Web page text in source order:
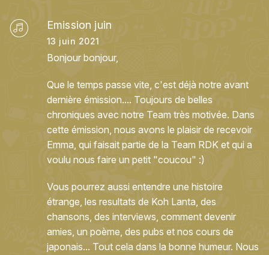
Emission juin
13 juin 2021
Bonjour bonjour,
Que le temps passe vite, c'est déjà notre avant
dernière émission.... Toujours de belles
chroniques avec notre Team très motivée. Dans
cette émission, nous avons le plaisir de recevoir
Emma, qui faisait partie de la Team RDK et qui a
voulu nous faire un petit "coucou" :)
Vous pourrez aussi entendre une histoire
étrange, les resultats de Koh Lanta, des
chansons, des interviews, comment devenir
amies, un poème, des pubs et nos cours de
japonais... Tout cela dans la bonne humeur. Nous